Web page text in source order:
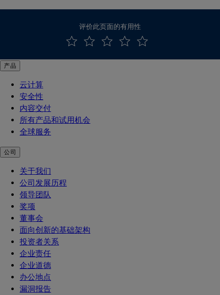
评价此页面的有用性
产品
云计算
安全性
内容交付
所有产品和试用机会
全球服务
公司
关于我们
公司发展历程
领导团队
奖项
董事会
面向创新的基础架构
投资者关系
企业责任
企业道德
办公地点
漏洞报告